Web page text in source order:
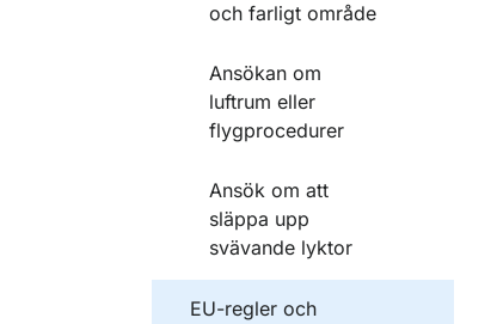
och farligt område
Ansökan om
luftrum eller
flygprocedurer
Ansök om att
släppa upp
svävande lyktor
EU-regler och